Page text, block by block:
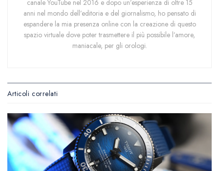
canale YouTube nel 2016 e dopo un’esperienza di oltre 15
anni nel mondo dell’editoria e del giornalismo, ho pensato di
espandere la mia presenza online con la creazione di questo
spazio virtuale dove poter trasmettere il più possibile l’amore,
maniacale, per gli orologi.
Articoli correlati